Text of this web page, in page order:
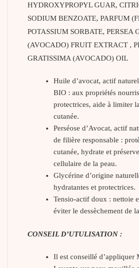
HYDROXYPROPYL GUAR,
SODIUM BENZOATE, PARFUM
POTASSIUM SORBATE, PERSEA
(AVOCADO) FRUIT EXTRACT ,
GRATISSIMA (AVOCADO) OIL
Huile d’avocat, actif
BIO : aux propriétés
protectrices, aide à limiter
cutanée.
Perséose d’Avocat, actif
de filière responsable :
cutanée, hydrate et
cellulaire de la peau.
Glycérine d’origine
hydratantes et protectrices.
Tensio-actif doux : nettoie
éviter le dessèchement de
CONSEIL D’UTULISATION :
Il est conseillé d’appliquer